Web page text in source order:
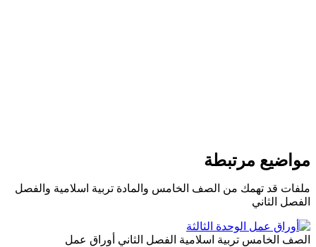
مواضيع مرتبطة
ملفات قد تهمك من الصف الخامس والمادة تربية اسلامية والفصل
الفصل الثاني
الصف الخامس تربية اسلامية الفصل الثاني أوراق عمل